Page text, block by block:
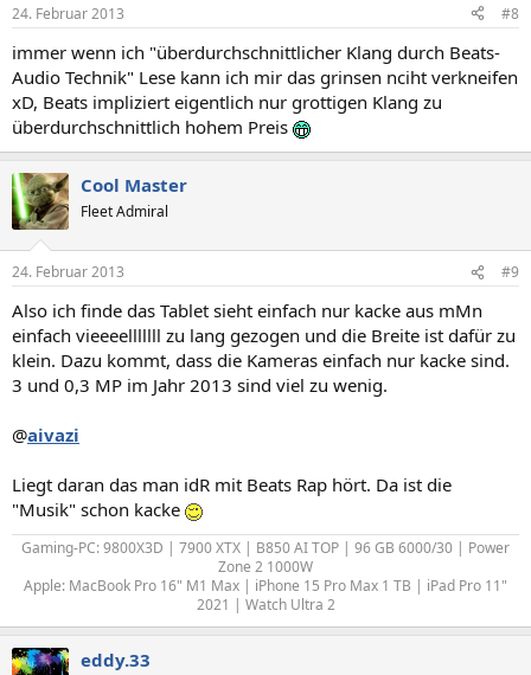
24. Februar 2013 #8
immer wenn ich "überdurchschnittlicher Klang durch Beats-
Audio Technik" Lese kann ich mir das grinsen nciht verkneifen
xD, Beats impliziert eigentlich nur grottigen Klang zu
überdurchschnittlich hohem Preis
Cool Master
Fleet Admiral
24. Februar 2013 #9
Also ich finde das Tablet sieht einfach nur kacke aus mMn
einfach vieeeelllllll zu lang gezogen und die Breite ist dafür zu
klein. Dazu kommt, dass die Kameras einfach nur kacke sind.
3 und 0,3 MP im Jahr 2013 sind viel zu wenig.
@aivazi
Liegt daran das man idR mit Beats Rap hört. Da ist die
"Musik" schon kacke
Gaming-PC: 9800X3D | 7900 XTX | B850 AI TOP | 96 GB 6000/30 | Power
Zone 2 1000W
Apple: MacBook Pro 16" M1 Max | iPhone 15 Pro Max 1 TB | iPad Pro 11"
2021 | Watch Ultra 2​
eddy.33